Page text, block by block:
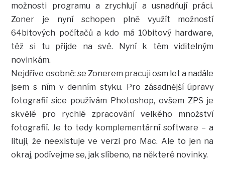
možnosti programu a zrychlují a usnadňují práci.
Zoner je nyní schopen plně využít možností
64bitových počítačů a kdo má 10bitový hardware,
též si tu přijde na své. Nyní k těm viditelným
novinkám.
Nejdříve osobně: se Zonerem pracuji osm let a nadále
jsem s ním v denním styku. Pro zásadnější úpravy
fotografií sice používám Photoshop, ovšem ZPS je
skvělé pro rychlé zpracování velkého množství
fotografií. Je to tedy komplementární software – a
lituji, že neexistuje ve verzi pro Mac. Ale to jen na
okraj, podívejme se, jak slíbeno, na některé novinky.